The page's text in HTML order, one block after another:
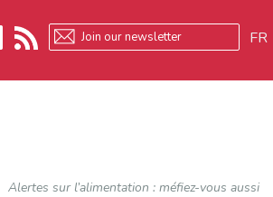
FR
Alertes sur l’alimentation : méfiez-vous aussi